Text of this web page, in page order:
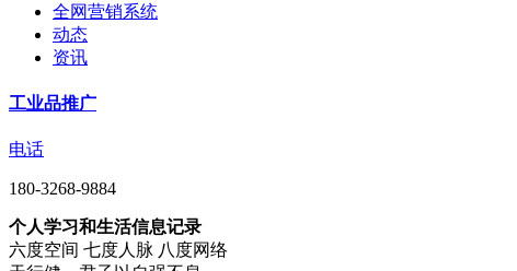
全网营销系统
动态
资讯
工业品推广
电话
180-3268-9884
个人学习和生活信息记录
六度空间 七度人脉 八度网络